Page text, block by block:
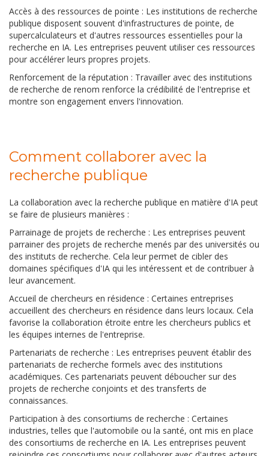
Accès à des ressources de pointe : Les institutions de recherche
publique disposent souvent d'infrastructures de pointe, de
supercalculateurs et d'autres ressources essentielles pour la
recherche en IA. Les entreprises peuvent utiliser ces ressources
pour accélérer leurs propres projets.
Renforcement de la réputation : Travailler avec des institutions
de recherche de renom renforce la crédibilité de l'entreprise et
montre son engagement envers l'innovation.
Comment collaborer avec la
recherche publique
La collaboration avec la recherche publique en matière d'IA peut
se faire de plusieurs manières :
Parrainage de projets de recherche : Les entreprises peuvent
parrainer des projets de recherche menés par des universités ou
des instituts de recherche. Cela leur permet de cibler des
domaines spécifiques d'IA qui les intéressent et de contribuer à
leur avancement.
Accueil de chercheurs en résidence : Certaines entreprises
accueillent des chercheurs en résidence dans leurs locaux. Cela
favorise la collaboration étroite entre les chercheurs publics et
les équipes internes de l'entreprise.
Partenariats de recherche : Les entreprises peuvent établir des
partenariats de recherche formels avec des institutions
académiques. Ces partenariats peuvent déboucher sur des
projets de recherche conjoints et des transferts de
connaissances.
Participation à des consortiums de recherche : Certaines
industries, telles que l'automobile ou la santé, ont mis en place
des consortiums de recherche en IA. Les entreprises peuvent